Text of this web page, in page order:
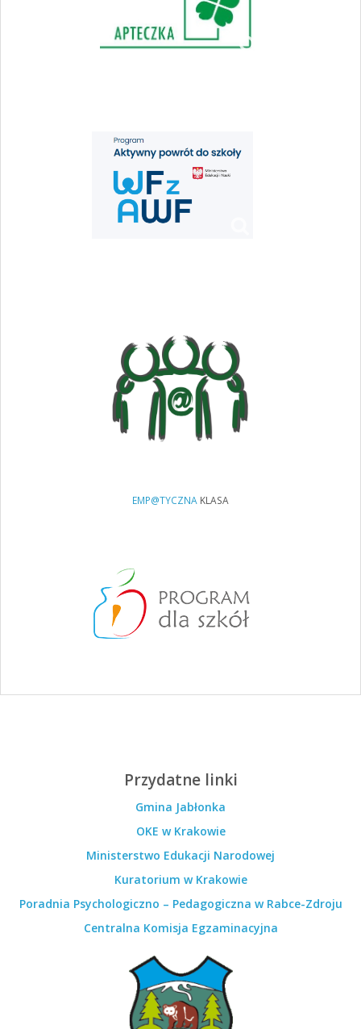
EMP@TYCZNA KLASA
Przydatne linki
Gmina Jabłonka
OKE w Krakowie
Ministerstwo Edukacji Narodowej
Kuratorium w Krakowie
Poradnia Psychologiczno – Pedagogiczna w Rabce-Zdroju
Centralna Komisja Egzaminacyjna